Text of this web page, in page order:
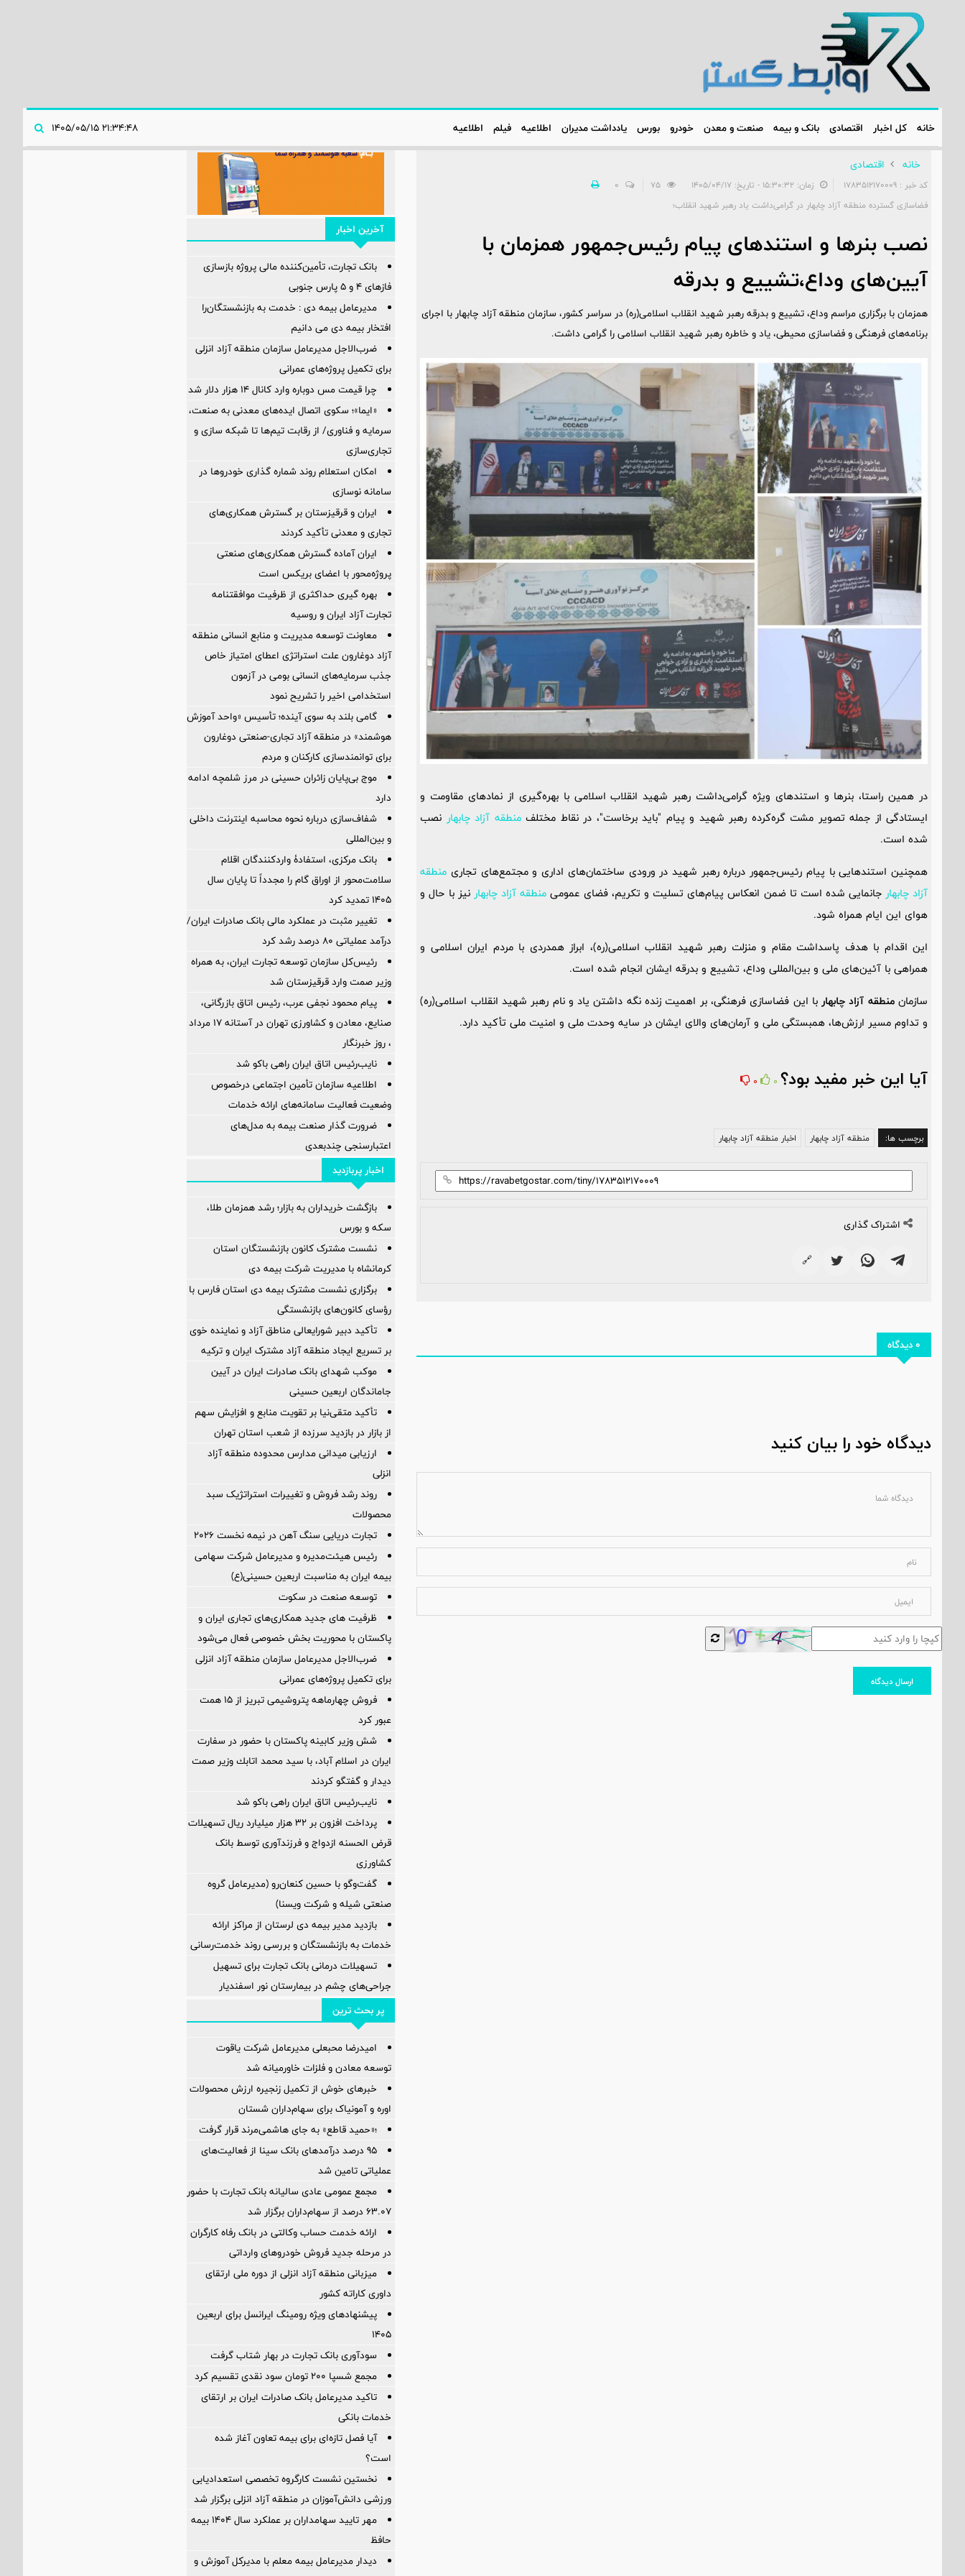
خانه کل اخبار اقتصادی بانک و بیمه صنعت و معدن خودرو بورس یادداشت مدیران اطلاعیه‌ فیلم اطلاعیه‌
خانه اقتصادی
کد خبر : 1783512170009 زمان: ۱۵:۳۰:۳۲ - تاریخ: ۱۴۰۵/۰۴/۱۷
0
فضاسازی گسترده منطقه آزاد چابهار در گرامی‌داشت یاد رهبر شهید انقلاب؛
نصب بنرها و استندهای پیام رئیس‌جمهور همزمان با
آیین‌های وداع،تشییع و بدرقه
همزمان با برگزاری مراسم وداع، تشییع و بدرقه رهبر شهید انقلاب اسلامی(ره) در سراسر کشور، سازمان منطقه آزاد چابهار با اجرای
برنامه‌های فرهنگی و فضاسازی محیطی، یاد و خاطره رهبر شهید انقلاب اسلامی را گرامی داشت.
در همین راستا، بنرها و استندهای ویژه گرامی‌داشت رهبر شهید انقلاب اسلامی با بهره‌گیری از نمادهای مقاومت و
ایستادگی از جمله تصویر مشت گره‌کرده رهبر شهید و پیام "باید برخاست"، در نقاط مختلفمنطقه آزاد چابهار نصب
شده است.
همچنین استندهایی با پیام‌ رئیس‌جمهور درباره رهبر شهید در ورودی ساختمان‌های اداری و مجتمع‌های تجاری منطقه
آزاد چابهار جانمایی شده است تا ضمن انعکاس پیام‌های تسلیت و تکریم، فضای عمومیمنطقه آزاد چابهار نیز با حال و
هوای این ایام همراه شود.
این اقدام با هدف پاسداشت مقام و منزلت رهبر شهید انقلاب اسلامی(ره)، ابراز همدردی با مردم ایران اسلامی و
همراهی با آئین‌های ملی و بین‌المللی وداع، تشییع و بدرقه ایشان انجام شده است.
سازمانمنطقه آزاد چابهاربا این فضاسازی فرهنگی، بر اهمیت زنده نگه داشتن یاد و نام رهبر شهید انقلاب اسلامی(ره)
و تداوم مسیر ارزش‌ها، همبستگی ملی و آرمان‌های والای ایشان در سایه وحدت ملی و امنیت ملی تأکید دارد.
آیا این خبر مفید بود؟ 0
0
برچسب ها: منطقه آزاد چابهار اخبار منطقه آزاد چابهار
اشتراک گذاری
🔗
0 دیدگاه
دیدگاه خود را بیان کنید
ارسال دیدگاه
آخرین اخبار
بانک تجارت، تأمین‌کننده مالی پروژه بازسازی
فازهای ۴ و ۵ پارس جنوبی
مدیرعامل بیمه دی : خدمت به بازنشستگان‌را
افتخار بیمه دی می دانیم
ضرب‌الاجل مدیرعامل سازمان منطقه آزاد انزلی
برای تكمیل پروژه‌های عمرانی
چرا قیمت مس دوباره وارد کانال ۱۴ هزار دلار شد
«ایما»؛ سکوی اتصال ایده‌های معدنی به صنعت،
سرمایه و فناوری/ از رقابت تیم‌ها تا شبکه سازی و
تجاری‌سازی
امکان استعلام روند شماره گذاری خودروها در
سامانه نوسازی
ایران و قرقیزستان بر گسترش همکاری‌های
تجاری و معدنی تأکید کردند
ایران آماده گسترش همکاری‌های صنعتی
پروژه‌محور با اعضای بریکس است
بهره گیری حداکثری از ظرفیت موافقتنامه
تجارت آزاد ایران و روسیه
معاونت توسعه مدیریت و منابع انسانی منطقه
آزاد دوغارون علت استراتژی اعطای امتیاز خاص
جذب سرمایه‌های انسانی بومی در آزمون
استخدامی اخیر را تشریح نمود
گامی بلند به سوی آینده؛ تأسیس «واحد آموزش
هوشمند» در منطقه آزاد تجاری-صنعتی دوغارون
برای توانمندسازی کارکنان و مردم
موج بی‌پایان زائران حسینی در مرز شلمچه ادامه
دارد
شفاف‌سازی درباره نحوه محاسبه اینترنت داخلی
و بین‌المللی
بانک مرکزی، استفادۀ واردکنندگان اقلام
سلامت‌محور از اوراق گام را مجدداً تا پایان سال
۱۴۰۵ تمدید کرد
تغییر مثبت در عملکرد مالی بانک صادرات ایران/
درآمد عملیاتی 80 درصد رشد کرد
رئیس‌کل سازمان توسعه تجارت ایران، به همراه
وزیر صمت وارد قرقیزستان شد
پیام محمود نجفی عرب، رئیس اتاق بازرگانی،
صنایع، معادن و کشاورزی تهران در آستانه 17 مرداد
، روز خبرنگار
نایب‌رئیس اتاق ایران راهی باکو شد
اطلاعیه سازمان تأمین اجتماعی درخصوص
وضعیت فعالیت سامانه‌های ارائه خدمات
ضرورت گذار صنعت بیمه به مدل‌های
اعتبارسنجی چندبعدی
اخبار پربازدید
بازگشت خریداران به بازار؛ رشد همزمان طلا،
سکه و بورس
نشست مشترک کانون بازنشستگان استان
کرمانشاه با مدیریت شرکت بیمه دی
برگزاری نشست مشترک بیمه دی استان فارس با
رؤسای کانون‌های بازنشستگی
تأکید دبیر شورایعالی مناطق آزاد و نماینده خوی
بر تسریع ایجاد منطقه آزاد مشترک ایران و ترکیه
موکب شهدای بانک صادرات ایران در آیین
جاماندگان اربعین حسینی
تأکید متقی‌نیا بر تقویت منابع و افزایش سهم
از بازار در بازدید سرزده از شعب استان تهران
ارزیابی میدانی مدارس محدوده منطقه آزاد
انزلی
روند رشد فروش و تغییرات استراتژیک سبد
محصولات
تجارت دریایی سنگ آهن در نیمه نخست ۲۰۲۶
رئیس هیئت‌مدیره و مدیرعامل شرکت سهامی
بیمه ایران به مناسبت اربعین حسینی(ع)
توسعه صنعت در سکوت
ظرفیت های جدید همکاری‌های تجاری ایران و
پاکستان با محوریت بخش خصوصی فعال می‌شود
ضرب‌الاجل مدیرعامل سازمان منطقه آزاد انزلی
برای تكمیل پروژه‌های عمرانی
فروش چهارماهه پتروشیمی تبریز از ۱۵ همت
عبور کرد
شش وزیر کابینه پاکستان با حضور در سفارت
ایران در اسلام آباد، با سيد محمد اتابك وزير صمت
ديدار و گفتگو كردند
نایب‌رئیس اتاق ایران راهی باکو شد
پرداخت افزون بر 32 هزار میلیارد ریال تسهیلات
قرض الحسنه ازدواج و فرزندآوری توسط بانک
کشاورزی
گفت‌وگو با حسین كنعان‌رو (مدیرعامل گروه
صنعتی شیله و شركت ویسنا)
بازدید مدیر بیمه دی لرستان از مراکز ارائه
خدمات به بازنشستگان و بررسی روند خدمت‌رسانی
تسهیلات درمانی بانک تجارت برای تسهیل
جراحی‌های چشم در بیمارستان نور اسفندیار
پر بحث ترین
امیدرضا محبعلی مدیرعامل شرکت یاقوت
توسعه معادن و فلزات خاورمیانه شد
خبرهای خوش از تکمیل زنجیره ارزش محصولات
اوره و آمونیاک برای سهام‌داران شستان
؛«حمید قاطع» به جای هاشمی‌مرند قرار گرفت
95 درصد درآمدهای بانک سینا از فعالیت‌های
عملیاتی تامین شد
مجمع عمومی عادی سالیانه بانک تجارت با حضور
۶۳.۰۷ درصد از سهام‌داران برگزار شد
ارائه خدمت حساب وکالتی در بانک رفاه کارگران
در مرحله جدید فروش خودروهای وارداتی
میزبانی منطقه آزاد انزلی از دوره ملی ارتقای
داوری كاراته كشور
پیشنهادهای ویژه رومینگ ایرانسل برای اربعین
۱۴۰۵
سودآوری بانک تجارت در بهار شتاب گرفت
مجمع شسپا 200 تومان سود نقدی تقسیم کرد
تاکید مدیرعامل بانک صادرات ایران بر ارتقای
خدمات بانکی
آیا فصل تازه‌ای برای بیمه تعاون آغاز شده
است؟
نخستین نشست كارگروه تخصصی استعدادیابی
ورزشی دانش‌آموزان در منطقه آزاد انزلی برگزار شد
مهر تایید سهامداران بر عملكرد سال ۱۴۰۴ بیمه
حافظ
دیدار مدیرعامل بیمه معلم با مدیرکل آموزش و